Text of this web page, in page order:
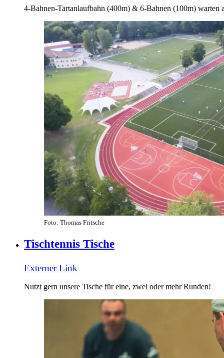
4-Bahnen-Tartanlaufbahn (400m) & 6-Bahnen (100m) warten
Foto: Thomas Fritsche
Tischtennis Tische
Externer Link
Nutzt gern unsere Tische für eine, zwei oder mehr Runden!